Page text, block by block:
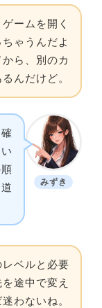
ームを開く
ゃうんだよ
ら、別のカ
んだけど。
みずき
ベルと必要
途中で変え
わないね。